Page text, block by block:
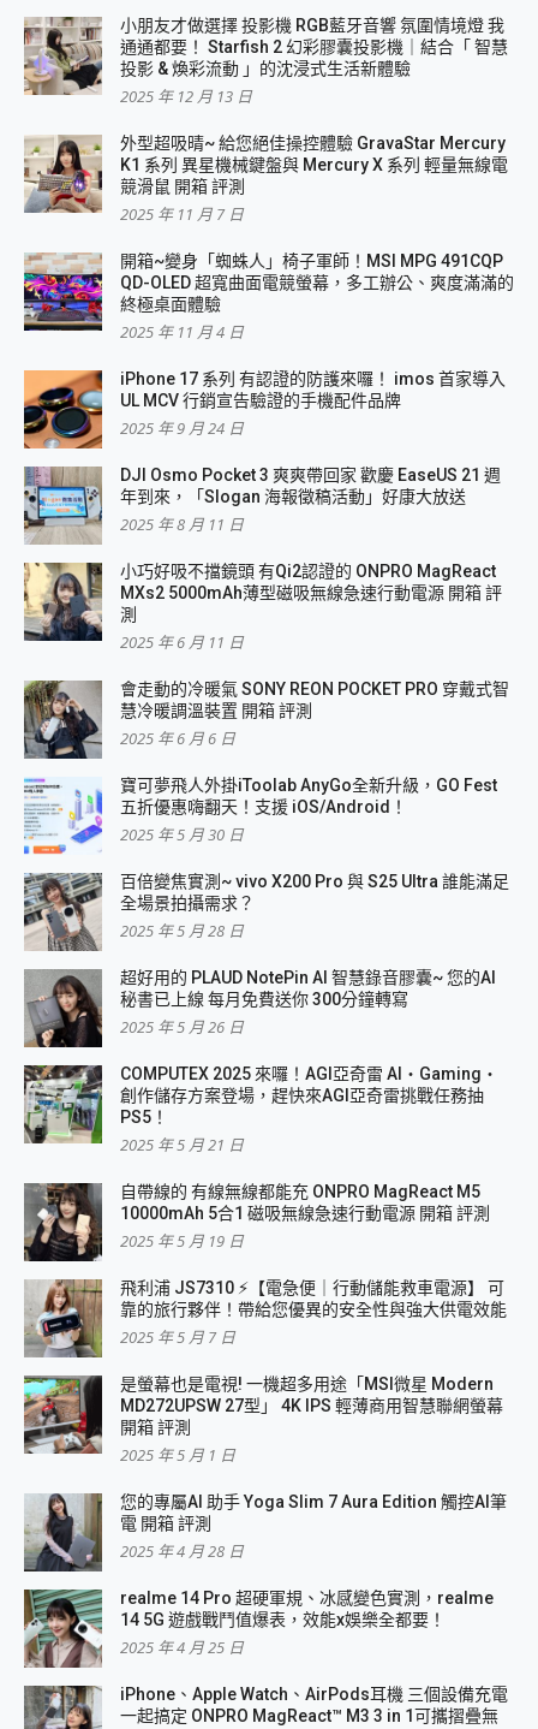
小朋友才做選擇 投影機 RGB藍牙音響 氛圍情境燈 我
通通都要！ Starfish 2 幻彩膠囊投影機｜結合「 智慧
投影 & 煥彩流動 」的沈浸式生活新體驗
2025 年 12 月 13 日
外型超吸晴~ 給您絕佳操控體驗 GravaStar Mercury
K1 系列 異星機械鍵盤與 Mercury X 系列 輕量無線電
競滑鼠 開箱 評測
2025 年 11 月 7 日
開箱~變身「蜘蛛人」椅子軍師！MSI MPG 491CQP
QD-OLED 超寬曲面電競螢幕，多工辦公、爽度滿滿的
終極桌面體驗
2025 年 11 月 4 日
iPhone 17 系列 有認證的防護來囉！ imos 首家導入
UL MCV 行銷宣告驗證的手機配件品牌
2025 年 9 月 24 日
DJI Osmo Pocket 3 爽爽帶回家 歡慶 EaseUS 21 週
年到來，「Slogan 海報徵稿活動」好康大放送
2025 年 8 月 11 日
小巧好吸不擋鏡頭 有Qi2認證的 ONPRO MagReact
MXs2 5000mAh薄型磁吸無線急速行動電源 開箱 評
測
2025 年 6 月 11 日
會走動的冷暖氣 SONY REON POCKET PRO 穿戴式智
慧冷暖調溫裝置 開箱 評測
2025 年 6 月 6 日
寶可夢飛人外掛iToolab AnyGo全新升級，GO Fest
五折優惠嗨翻天！支援 iOS/Android！
2025 年 5 月 30 日
百倍變焦實測~ vivo X200 Pro 與 S25 Ultra 誰能滿足
全場景拍攝需求？
2025 年 5 月 28 日
超好用的 PLAUD NotePin AI 智慧錄音膠囊~ 您的AI
秘書已上線 每月免費送你 300分鐘轉寫
2025 年 5 月 26 日
COMPUTEX 2025 來囉！AGI亞奇雷 AI・Gaming・
創作儲存方案登場，趕快來AGI亞奇雷挑戰任務抽
PS5！
2025 年 5 月 21 日
自帶線的 有線無線都能充 ONPRO MagReact M5
10000mAh 5合1 磁吸無線急速行動電源 開箱 評測
2025 年 5 月 19 日
飛利浦 JS7310 ⚡【電急便｜行動儲能救車電源】 可
靠的旅行夥伴！帶給您優異的安全性與強大供電效能
2025 年 5 月 7 日
是螢幕也是電視! 一機超多用途「MSI微星 Modern
MD272UPSW 27型」 4K IPS 輕薄商用智慧聯網螢幕
開箱 評測
2025 年 5 月 1 日
您的專屬AI 助手 Yoga Slim 7 Aura Edition 觸控AI筆
電 開箱 評測
2025 年 4 月 28 日
realme 14 Pro 超硬軍規、冰感變色實測，realme
14 5G 遊戲戰鬥值爆表，效能x娛樂全都要！
2025 年 4 月 25 日
iPhone、Apple Watch、AirPods耳機 三個設備充電
一起搞定 ONPRO MagReact™ M3 3 in 1可攜摺疊無